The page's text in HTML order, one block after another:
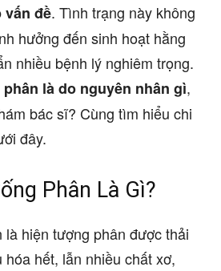
vấn đề. Tình trạng này không
hưởng đến sinh hoạt hằng
nhiều bệnh lý nghiêm trọng.
là do nguyên nhân gì,
bác sĩ? Cùng tìm hiểu chi
đây.
Phân Là Gì?
hiện tượng phân được thải
hết, lẫn nhiều chất xơ,